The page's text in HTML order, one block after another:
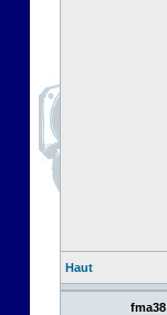
Haut
fma38